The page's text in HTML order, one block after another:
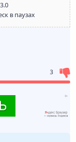
в паузах
3